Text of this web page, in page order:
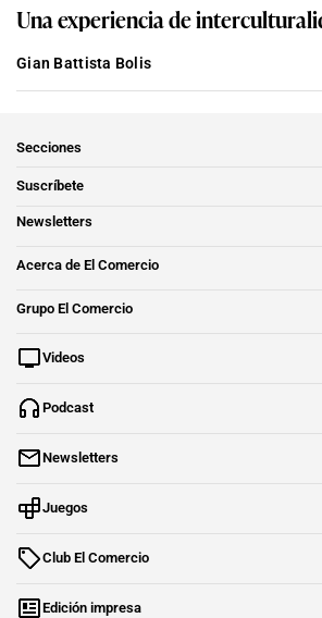
Una experiencia de
Gian Battista Bolis
Secciones
Suscríbete
Newsletters
Acerca de El Comercio
Grupo El Comercio
Videos
Podcast
Newsletters
Juegos
Club El Comercio
Edición impresa